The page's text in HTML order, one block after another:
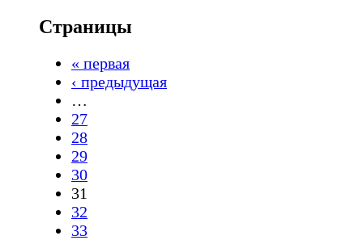
Страницы
« первая
‹ предыдущая
…
27
28
29
30
31
32
33